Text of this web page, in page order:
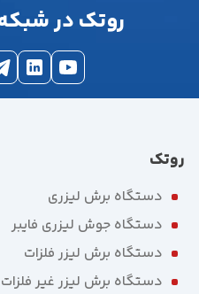
روتک در
روتک
دستگاه برش لیزری
دستگاه جوش لیزری فایبر
دستگاه برش لیزر فلزات
دستگاه برش لیزر غیر فلزات